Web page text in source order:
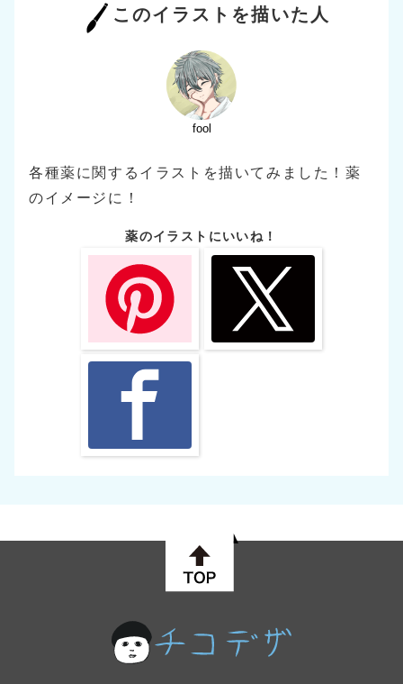
このイラストを描いた人
fool
各種薬に関するイラストを描いてみました！薬
のイメージに！
薬のイラストにいいね！